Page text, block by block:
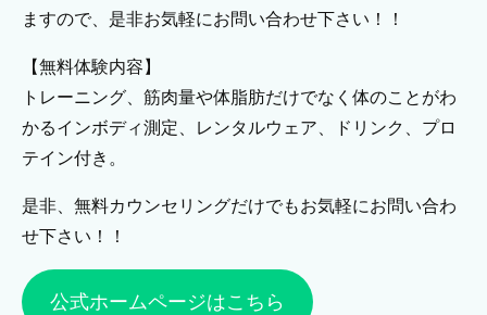
ますので、是非お気軽にお問い合わせ下さい！！
【無料体験内容】
トレーニング、筋肉量や体脂肪だけでなく体のことがわ
かるインボディ測定、レンタルウェア、ドリンク、プロ
テイン付き。
是非、無料カウンセリングだけでもお気軽にお問い合わ
せ下さい！！
公式ホームページはこちら